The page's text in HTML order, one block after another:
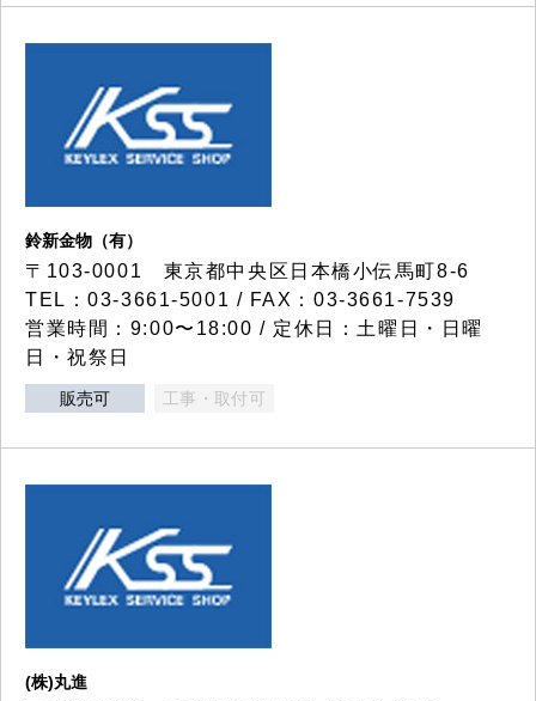
鈴新金物（有）
〒103-0001 東京都中央区日本橋小伝馬町8-6
TEL：03-3661-5001 / FAX：03-3661-7539
営業時間：9:00〜18:00 / 定休日：土曜日・日曜
日・祝祭日
販売可 工事・取付可
(株)丸進